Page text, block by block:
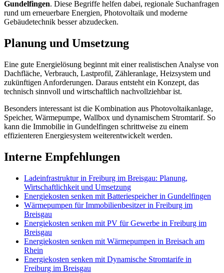
Gundelfingen. Diese Begriffe helfen dabei, regionale Suchanfragen
rund um erneuerbare Energien, Photovoltaik und moderne
Gebäudetechnik besser abzudecken.
Planung und Umsetzung
Eine gute Energielösung beginnt mit einer realistischen Analyse von
Dachfläche, Verbrauch, Lastprofil, Zähleranlage, Heizsystem und
zukünftigen Anforderungen. Daraus entsteht ein Konzept, das
technisch sinnvoll und wirtschaftlich nachvollziehbar ist.
Besonders interessant ist die Kombination aus Photovoltaikanlage,
Speicher, Wärmepumpe, Wallbox und dynamischem Stromtarif. So
kann die Immobilie in Gundelfingen schrittweise zu einem
effizienteren Energiesystem weiterentwickelt werden.
Interne Empfehlungen
Ladeinfrastruktur in Freiburg im Breisgau: Planung,
Wirtschaftlichkeit und Umsetzung
Energiekosten senken mit Batteriespeicher in Gundelfingen
Wärmepumpen für Immobilienbesitzer in Freiburg im
Breisgau
Energiekosten senken mit PV für Gewerbe in Freiburg im
Breisgau
Energiekosten senken mit Wärmepumpen in Breisach am
Rhein
Energiekosten senken mit Dynamische Stromtarife in
Freiburg im Breisgau